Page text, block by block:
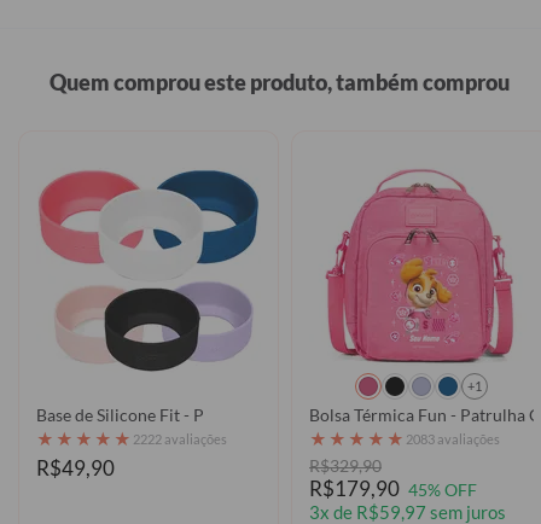
Quem comprou este produto, também comprou
Base de Silicone Fit - P
★ ★ ★ ★ ★ 2222 avaliações
R$49,90
+1
Bolsa Térmica Fun - Patrulha
★ ★ ★ ★ ★ 2083 avaliações
R$329,90
R$179,90 45% OFF
3x de R$59,97 sem juros